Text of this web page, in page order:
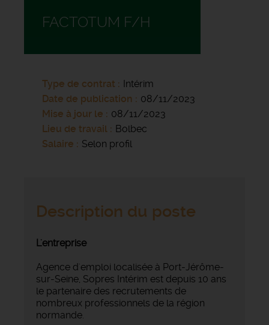
FACTOTUM F/H
Type de contrat
Intérim
Date de publication
08/11/2023
Mise à jour le
08/11/2023
Lieu de travail
Bolbec
Salaire
Selon profil
Description du poste
L'entreprise
Agence d'emploi localisée à Port-Jérôme-
sur-Seine, Sopres Intérim est depuis 10 ans
le partenaire des recrutements de
nombreux professionnels de la région
normande.